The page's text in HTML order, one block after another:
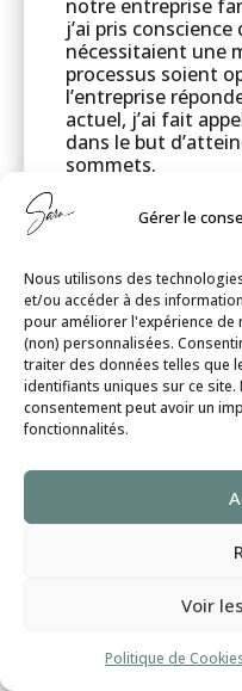
Gérer le
Nous utilisons des
et/ou accéder à des
pour améliorer l'expérience de
(non) personnalisées.
traiter des données telles que
identifiants uniques sur ce
consentement peut avoir un
fonctionnalités.
Voir
Politique de
notre entreprise
j’ai pris
nécessitaient une
processus soient
l’entreprise
actuel, j’ai fait
dans le but
sommets.
En détaillant mes
en place un
de gestion et de
Qu’il s’agisse de
résultats par la
des « feedback »
renouvelées, il n’y
l’apport de Sara a
d’importants gains
Nous te
systématisation
apportée à notre
– Martin